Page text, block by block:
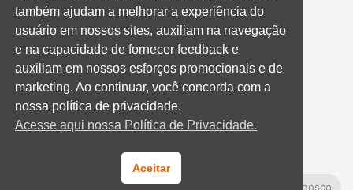
CONVENÇÃO COLETIVA E ACORDOS
Convenções Coletivas
Banco do Brasil
Caixa Econômica Federal
Banrisul
Privados
Cooperativas e Financeiras
Fale Conosco
também ajudam a melhorar a experiência do
usuário em nossos sites, auxiliam na navegação
e na capacidade de fornecer feedback e
auxiliam em nossos esforços promocionais e de
marketing. Ao continuar, você concorda com a
nossa política de privacidade.
Acesse aqui nossa Política de Privacidade.
Aceitar